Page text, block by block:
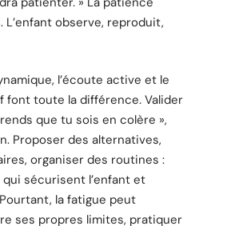
L’enfant observe, reproduit,
l’écoute active et le
font toute la différence. Valider
que tu sois en colère »,
Proposer des alternatives,
organiser des routines :
sécurisent l’enfant et
la fatigue peut
ses propres limites, pratiquer